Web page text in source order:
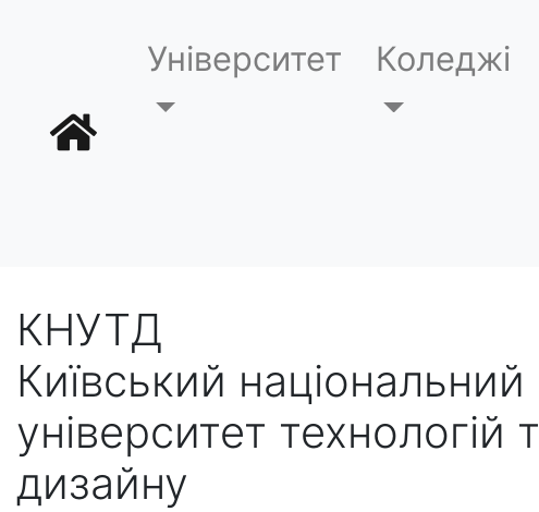
Університет Коледжі
КНУТД
Київський національний
університет технологій
дизайну